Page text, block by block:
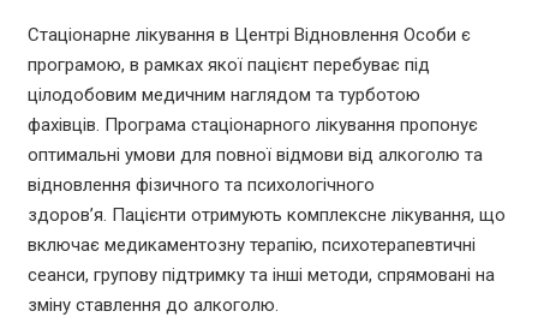
Стаціонарне лікування в Центрі Відновлення Особи є
програмою, в рамках якої пацієнт перебуває під
цілодобовим медичним наглядом та турботою
фахівців. Програма стаціонарного лікування пропонує
оптимальні умови для повної відмови від алкоголю та
відновлення фізичного та психологічного
здоров’я. Пацієнти отримують комплексне лікування, що
включає медикаментозну терапію, психотерапевтичні
сеанси, групову підтримку та інші методи, спрямовані на
зміну ставлення до алкоголю.